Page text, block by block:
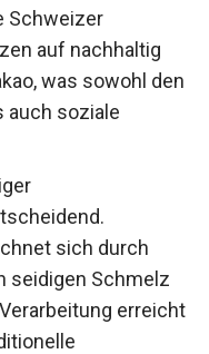
Schweizer
auf nachhaltig
was sowohl den
auch soziale
sich durch
seidigen Schmelz
erreicht